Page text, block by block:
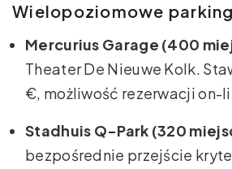
Wielopoziomowe
Mercurius Garage (400
Theater De Nieuwe Kolk.
€, możliwość rezerwacji on-
Stadhuis Q-Park (320
bezpośrednie przejście